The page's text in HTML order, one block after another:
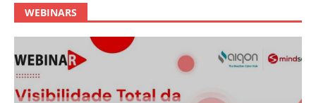
WEBINARS